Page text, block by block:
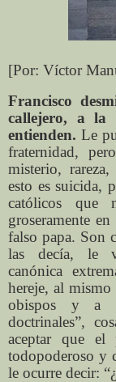
[Por: Víctor
Francisco
callejero, a la
entienden. Le
fraternidad,
misterio,
esto es suicida,
católicos que
groseramente
falso papa. Son
las decía, le
canónica
hereje, al
obispos y a
doctrinales”,
aceptar que el
todopoderoso y
le ocurre decir: